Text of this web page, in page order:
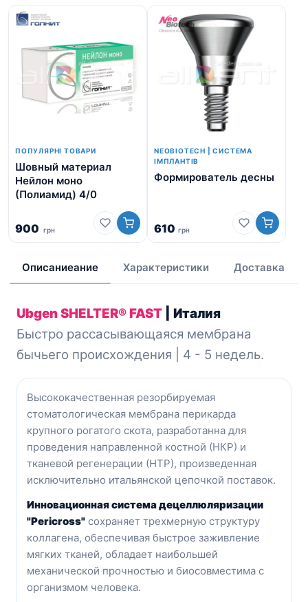
ПОПУЛЯРНІ ТОВАРИ
Шовный материал
Нейлон моно
(Полиамид) 4/0
900 грн
NEOBIOTECH | СИСТЕМА
ІМПЛАНТІВ
Формирователь десны
610 грн
Описаниеание Характеристики Доставка
Ubgen SHELTER® FAST
| Италия
Быстро рассасывающаяся мембрана
бычьего происхождения | 4 - 5 недель.
Высококачественная резорбируемая
стоматологическая мембрана перикарда
крупного рогатого скота, разработанна для
проведения направленной костной (НКР) и
тканевой регенерации (НТР), произведенная
исключительно итальянской цепочкой поставок.
Инновационная система децеллюляризации
"Pericross" сохраняет трехмерную структуру
коллагена, обеспечивая быстрое заживление
мягких тканей, обладает наибольшей
механической прочностью и биосовместима с
организмом человека.